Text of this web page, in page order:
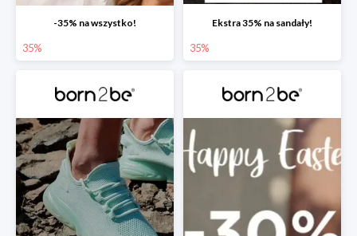
-35% na wszystko!
35%
Ekstra 35% na sandały!
35%